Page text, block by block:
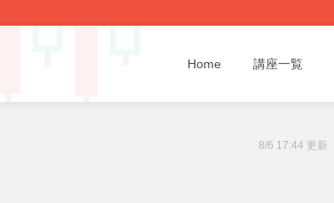
Home 講座一覧
8/6 17:44 更新